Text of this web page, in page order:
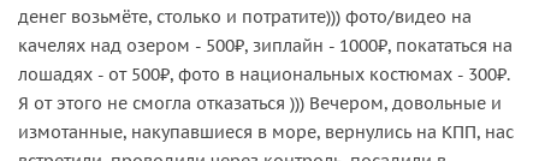
денег возьмёте, столько и потратите))) фото/видео на
качелях над озером - 500₽, зиплайн - 1000₽, покататься на
лошадях - от 500₽, фото в национальных костюмах - 300₽.
Я от этого не смогла отказаться ))) Вечером, довольные и
измотанные, накупавшиеся в море, вернулись на КПП, нас